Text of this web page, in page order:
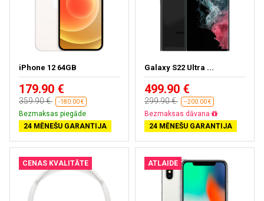
iPhone 12 64GB
179.90 €
359.90 € -180.00 €
Bezmaksas piegāde
24 MĒNEŠU GARANTIJA
Galaxy S22 Ultra ...
499.90 €
299.90 € --200.00 €
Bezmaksas dāvana
24 MĒNEŠU GARANTIJA
CENAS KVALITĀTE ATLAIDE